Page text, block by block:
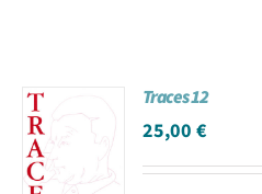
Traces 12
25,00€